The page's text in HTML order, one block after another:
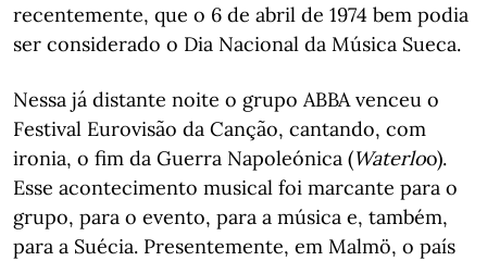
recentemente, que o 6 de abril de 1974 bem podia
ser considerado o Dia Nacional da Música Sueca.
Nessa já distante noite o grupo ABBA venceu o
Festival Eurovisão da Canção, cantando, com
ironia, o fim da Guerra Napoleónica (Waterloo).
Esse acontecimento musical foi marcante para o
grupo, para o evento, para a música e, também,
para a Suécia. Presentemente, em Malmö, o país